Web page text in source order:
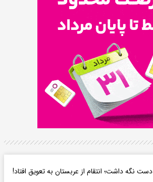
نگه داشت؛ انتقام از عربستان به تعویق افتاد!